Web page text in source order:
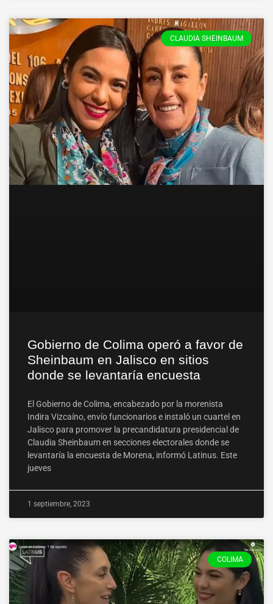
CLAUDIA SHEINBAUM
Gobierno de Colima operó a favor de
Sheinbaum en Jalisco en sitios
donde se levantaría encuesta
El Gobierno de Colima, encabezado por la morenista
Indira Vizcaíno, envío funcionarios e instaló un cuartel en
Jalisco para promover la precandidatura presidencial de
Claudia Sheinbaum en secciones electorales donde se
levantaría la encuesta de Morena, informó Latinus. Este
jueves
1 septiembre, 2023
COLIMA